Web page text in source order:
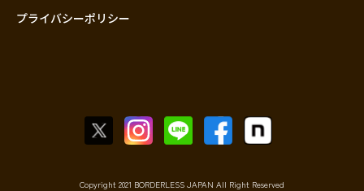
プライバシーポリシー
Copyright 2021 BORDERLESS JAPAN All Right Reserved